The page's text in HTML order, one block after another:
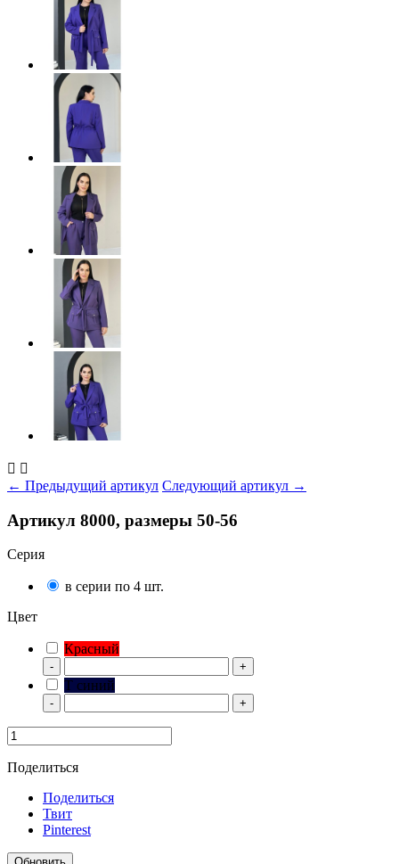
 
← Предыдущий артикул Следующий артикул →
Артикул 8000, размеры 50-56
Серия
в серии по 4 шт.
Цвет
Красный
- +
Т синий
- +
Поделиться
Поделиться
Твит
Pinterest